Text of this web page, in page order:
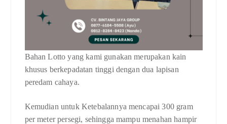
Bahan Lotto yang kami gunakan merupakan kain
khusus berkepadatan tinggi dengan dua lapisan
peredam cahaya.
Kemudian untuk Ketebalannya mencapai 300 gram
per meter persegi, sehingga mampu menahan hampir